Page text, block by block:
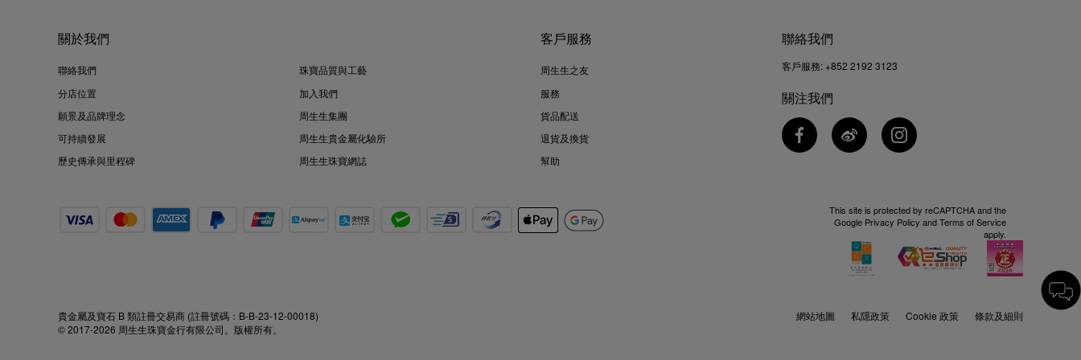
關於我們
聯絡我們
分店位置
願景及品牌理念
可持續發展
歷史傳承與里程碑
珠寶品質與工藝
加入我們
周生生集團
周生生貴金屬化驗所
周生生珠寶網誌
客戶服務
周生生之友
服務
貨品配送
退貨及換貨
幫助
聯絡我們
客戶服務: +852 2192 3123
關注我們
This site is protected by reCAPTCHA and the
Google Privacy Policy andTerms of Service
apply.
網站地圖 私隱政策 Cookie 政策 條款及細則
貴金屬及寶石 B 類註冊交易商 (註冊號碼：B-B-23-12-00018)
© 2017-2026 周生生珠寶金行有限公司。版權所有。